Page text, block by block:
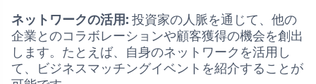
ネットワークの活用: 投資家の人脈を通じて、他の
企業とのコラボレーションや顧客獲得の機会を創出
します。たとえば、自身のネットワークを活用し
て、ビジネスマッチングイベントを紹介することが